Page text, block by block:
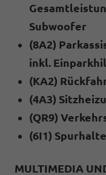
Subwoofer
(8A2)
inkl.
(KA2)
(4A3)
(QR9)
(6I1)
MULTIMEDIA